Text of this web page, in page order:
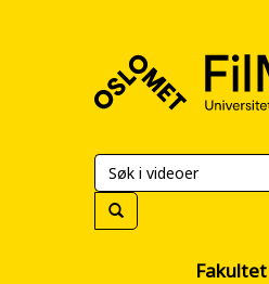
Universitetsbiblioteket
Fakultet